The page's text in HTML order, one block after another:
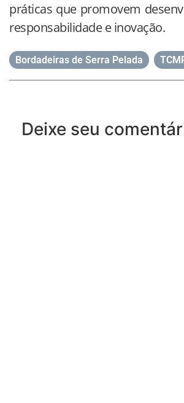
práticas que promovem
responsabilidade e inovação.
Bordadeiras de Serra Pelada
Deixe seu